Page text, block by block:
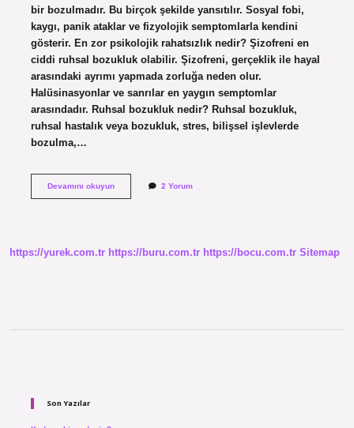
bir bozulmadır. Bu birçok şekilde yansıtılır. Sosyal fobi,
kaygı, panik ataklar ve fizyolojik semptomlarla kendini
gösterir. En zor psikolojik rahatsızlık nedir? Şizofreni en
ciddi ruhsal bozukluk olabilir. Şizofreni, gerçeklik ile hayal
arasındaki ayrımı yapmada zorluğa neden olur.
Halüsinasyonlar ve sanrılar en yaygın semptomlar
arasındadır. Ruhsal bozukluk nedir? Ruhsal bozukluk,
ruhsal hastalık veya bozukluk, stres, bilişsel işlevlerde
bozulma,…
Devamını okuyunPsikoloji
2 Yorum
https://yurek.com.tr https://buru.com.tr https://bocu.com.tr Sitemap
Son Yazılar